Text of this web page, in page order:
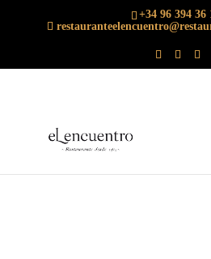
+34 96 394 36